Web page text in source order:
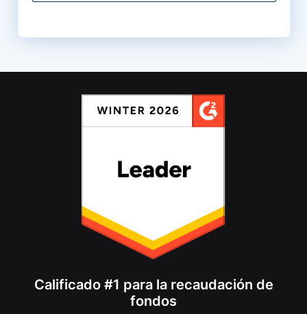
Calificado #1 para la recaudación de
fondos